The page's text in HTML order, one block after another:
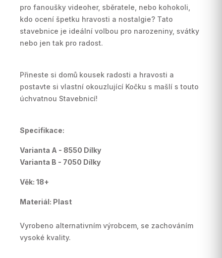
pro fanoušky videoher, sběratele, nebo kohokoli,
kdo ocení špetku hravosti a nostalgie? Tato
stavebnice je ideální volbou pro narozeniny, svátky
nebo jen tak pro radost.
Přineste si domů kousek radosti a hravosti a
postavte si vlastní okouzlující Kočku s mašlí s touto
úchvatnou Stavebnicí!
Specifikace:
Varianta A - 8550 Dílky
Varianta B - 7050 Dílky
Věk: 18+
Materiál: Plast
Vyrobeno alternativním výrobcem, se zachováním
vysoké kvality.